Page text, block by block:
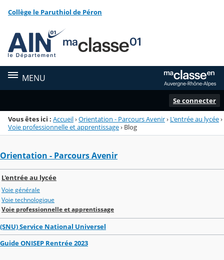
Menu de la rubrique
Contenu
Collège le Paruthiol de Péron
MENU
Se connecter
Vous êtes ici : Accueil›Orientation - Parcours Avenir› L'entrée au lycée›
Voie professionnelle et apprentissage› Blog
Orientation - Parcours Avenir
L'entrée au lycée
Voie générale
Voie technologique
Voie professionnelle et apprentissage
(SNU) Service National Universel
Guide ONISEP Rentrée 2023